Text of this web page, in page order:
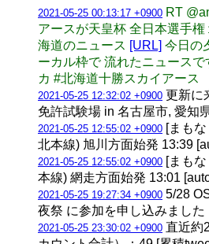
2021-05-25 00:13:17 +0900 RT
アースが天皇杯 全日本選手
海道のニュース [URL] 今日の
ーカル枠で 流れたニュース
カ #北海道十勝スカイアース
2021-05-25 12:32:02 +0900 更新に
免許試験場 in 名古屋市, 愛知
2021-05-25 12:55:02 +0900 [まも
北本線) 旭川方面始発 13:39
2021-05-25 12:55:02 +0900 [まも
本線) 網走方面始発 13:01
2021-05-25 19:27:34 +0900 5/28
夜祭 に参加を申し込みました
2021-05-25 23:30:02 +0900 直近約